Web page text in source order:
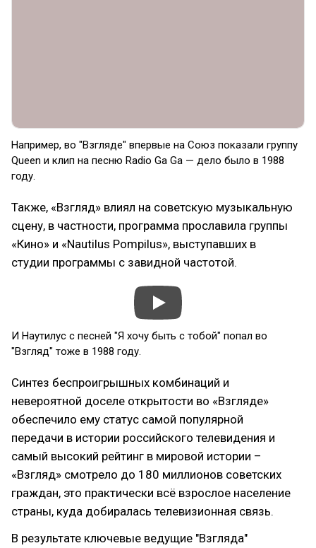
Например, во "Взгляде" впервые на Союз показали группу
Queen и клип на песню Radio Ga Ga — дело было в 1988
году.
Также, «Взгляд» влиял на советскую музыкальную
сцену, в частности, программа прославила группы
«Кино» и «Nautilus Pompilus», выступавших в
студии программы с завидной частотой.
И Наутилус с песней "Я хочу быть с тобой" попал во
"Взгляд" тоже в 1988 году.
Синтез беспроигрышных комбинаций и
невероятной доселе открытости во «Взгляде»
обеспечило ему статус самой популярной
передачи в истории российского телевидения и
самый высокий рейтинг в мировой истории –
«Взгляд» смотрело до 180 миллионов советских
граждан, это практически всё взрослое население
страны, куда добиралась телевизионная связь.
В результате ключевые ведущие "Взгляда"